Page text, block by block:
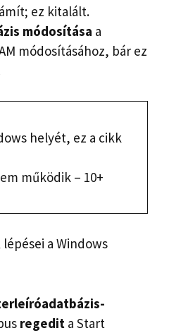
ez kitalált.
módosítása a
módosításához, bár ez
helyét, ez a cikk
működik – 10+
lépései a Windows
regedit a Start